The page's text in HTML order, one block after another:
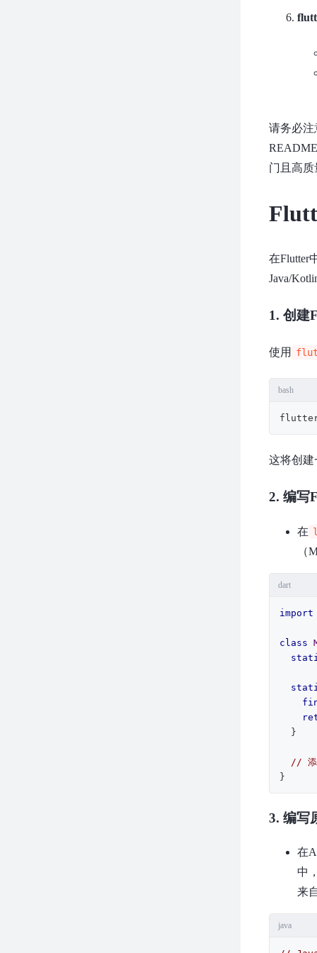
请务必注
门且高
在Flutter
Java/
1. 创建
使用
bash
flutter
这将创建
2. 编写
在
（
dart
import
class
// 添
}
3. 编写
在
中
来
java